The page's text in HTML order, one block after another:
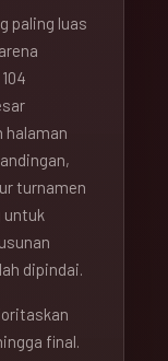
paling luas
halaman
turnamen
untuk
dipindai.
final.